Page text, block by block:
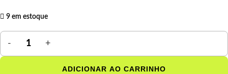
9 em estoque
ADICIONAR AO CARRINHO